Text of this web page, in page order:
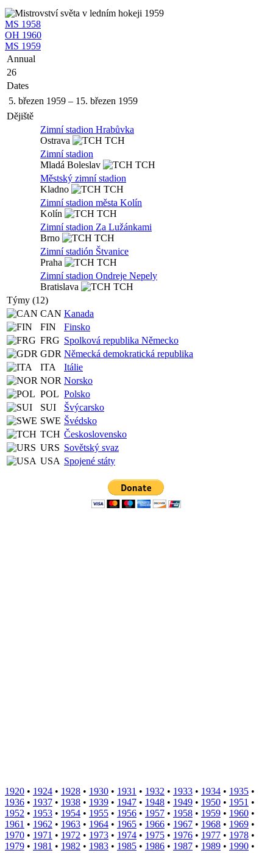
MS 1958
OH 1960
MS 1959
Annual
26
Dates
5. březen 1959 – 15. březen 1959
Dějiště
Zimní stadion Hrabůvka
Ostrava
TCH
Zimní stadion
Mladá Boleslav
TCH
Městský zimní stadion
Kladno
TCH
Zimní stadion města Kolín
Kolín
TCH
Zimní stadion Za Lužánkami
Brno
TCH
Zimní stadión Štvanice
Praha
TCH
Zimní stadion Ondreje Nepely
Bratislava
TCH
Týmy (12)
CAN Kanada
FIN
Finsko
FRG Spolková republika Německo
GDR Německá demokratická republika
ITA
Itálie
NOR Norsko
POL Polsko
SUI
Švýcarsko
SWE Švédsko
TCH Československo
URS Sovětský svaz
USA Spojené státy
1920 • 1924 • 1928 • 1930 • 1931 • 1932 • 1933 • 1934 • 1935 •
1936 • 1937 • 1938 • 1939 • 1947 • 1948 • 1949 • 1950 • 1951 •
1952 • 1953 • 1954 • 1955 • 1956 • 1957 • 1958 • 1959 • 1960 •
1961 • 1962 • 1963 • 1964 • 1965 • 1966 • 1967 • 1968 • 1969 •
1970 • 1971 • 1972 • 1973 • 1974 • 1975 • 1976 • 1977 • 1978 •
1979 • 1981 • 1982 • 1983 • 1985 • 1986 • 1987 • 1989 • 1990 •